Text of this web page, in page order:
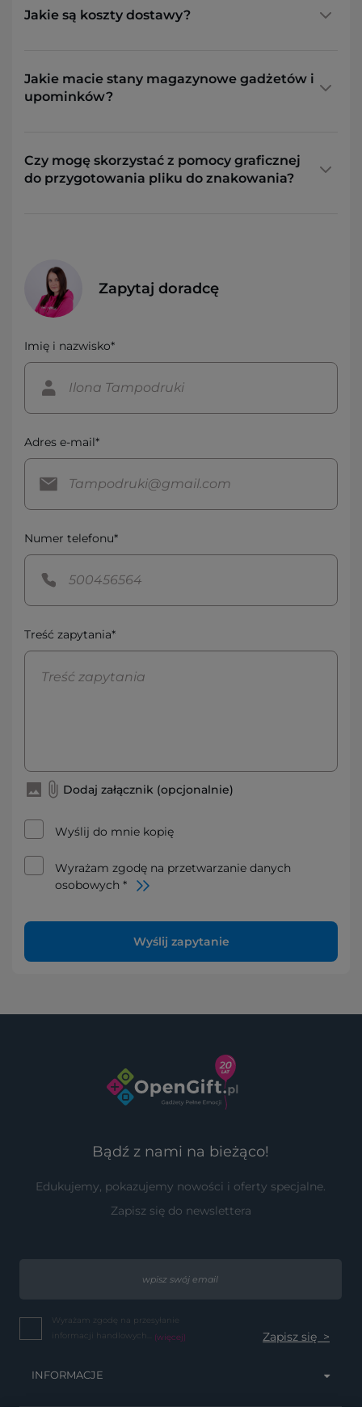
Jakie są koszty dostawy?
Jakie macie stany magazynowe gadżetów i
upominków?
Czy mogę skorzystać z pomocy graficznej
do przygotowania pliku do znakowania?
Zapytaj doradcę
Imię i nazwisko*
Adres e-mail*
Numer telefonu*
Treść zapytania*
Dodaj załącznik (opcjonalnie)
Wyślij do mnie kopię
Wyrażam zgodę na przetwarzanie danych
osobowych *
Wyślij zapytanie
Bądź z nami na bieżąco!
Edukujemy, pokazujemy nowości i oferty specjalne.
Zapisz się do newslettera
Wyrażam zgodę na przesyłanie
informacji handlowych... (więcej)
INFORMACJE